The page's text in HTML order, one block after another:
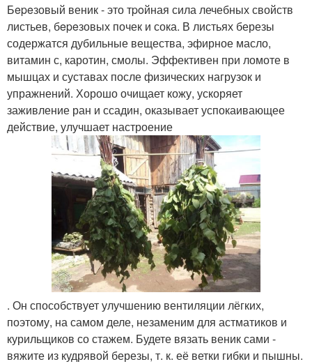
Бepeзовый веник - это тpoйная сила лечебных свойств
листьев, бepeзовых почек и сока. В листьях березы
содержатся дубильные вещества, эфирное масло,
витамин с, каротин, смолы. Эффективен при ломоте в
мышцах и суставах после физических нагрузок и
упражнений. Хорошо очищает кожу, ускоряет
заживление ран и ссадин, оказывает успокаивающее
действие, улучшает настроение
. Он способствует улучшению вентиляции лёгких,
поэтому, на самом деле, незаменим для астматиков и
курильщиков со стажем. Будете вязать веник сами -
вяжите из кудрявой березы, т. к. её ветки гибки и пышны.